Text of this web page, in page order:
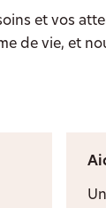
et vos
de vie, et